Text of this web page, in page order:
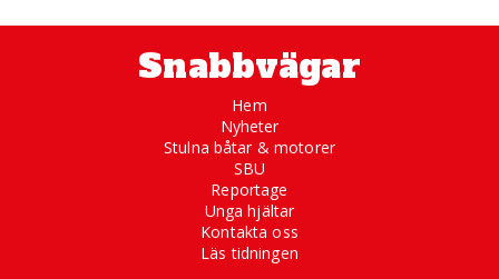
Snabbvägar
Hem
Nyheter
Stulna båtar & motorer
SBU
Reportage
Unga hjältar
Kontakta oss
Läs tidningen